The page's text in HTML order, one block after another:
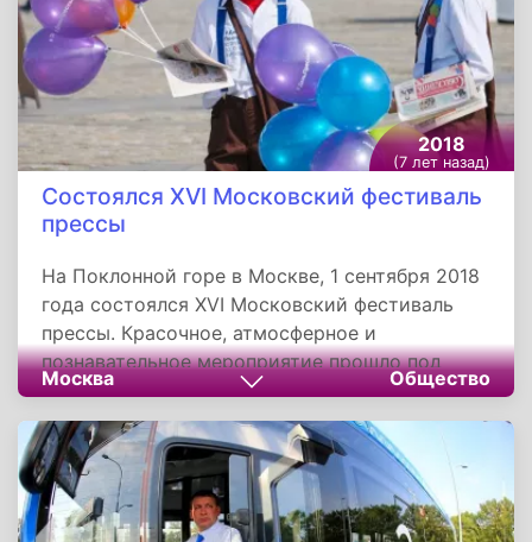
2018
(7 лет назад)
Состоялся XVI Московский фестиваль
прессы
На Поклонной горе в Москве, 1 сентября 2018
года состоялся XVI Московский фестиваль
прессы. Красочное, атмосферное и
познавательное мероприятие прошло под
лозунгом «Встречай то, о чем читаешь!», что
наиболее точно передает суть фестиваля и
вызывает неподдельный интерес у читателей.
Москва Общество